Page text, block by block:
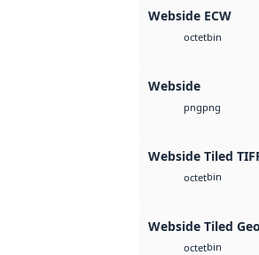
Webside ECW
octetbin
Webside
pngpng
Webside Tiled
octetbin
Webside Tiled
octetbin